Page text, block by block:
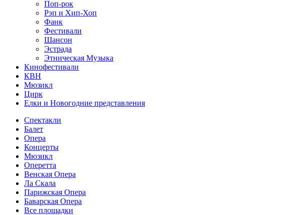
Поп-рок
Рэп и Хип-Хоп
Фанк
Фестивали
Шансон
Эстрада
Этническая Музыка
Кинофестивали
КВН
Мюзикл
Цирк
Елки и Новогодние представления
Спектакли
Балет
Опера
Концерты
Мюзикл
Оперетта
Венская Опера
Ла Скала
Парижская Опера
Баварская Опера
Все площадки